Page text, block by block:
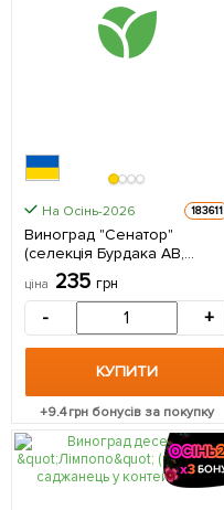
На Осінь-2026 183611
Виноград "Сенатор"
(селекція Бурдака АВ,
ранній, великий, солодкий)
1 саджанець в упаковці
ціна 235 грн
- +
КУПИТИ
+9.4грн бонусів за покупку